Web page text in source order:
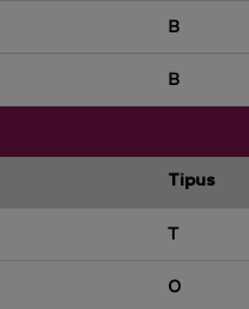
B
B
Tipus
T
O